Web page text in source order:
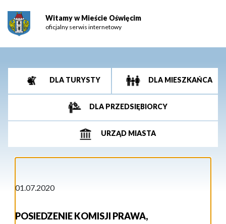
Witamy w Mieście Oświęcim
oficjalny serwis internetowy
DLA TURYSTY DLA MIESZKAŃCA
DLA PRZEDSIĘBIORCY
URZĄD MIASTA
01.07.2020
POSIEDZENIE KOMISJI PRAWA,